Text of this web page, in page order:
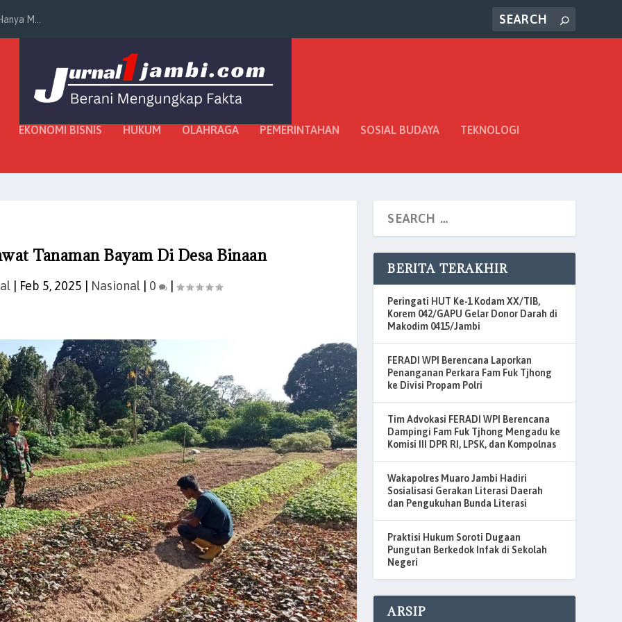
M...
EKONOMI BISNIS HUKUM OLAHRAGA PEMERINTAHAN SOSIAL BUDAYA TEKNOLOGI
Tanaman Bayam Di Desa Binaan
| Feb 5, 2025 Nasional| 0 |
BERITA TERAKHIR
Peringati HUT Ke-1 Kodam XX/TIB,
Korem 042/GAPU Gelar Donor Darah di
Makodim 0415/Jambi
FERADI WPI Berencana Laporkan
Penanganan Perkara Fam Fuk Tjhong
ke Divisi Propam Polri
Tim Advokasi FERADI WPI Berencana
Dampingi Fam Fuk Tjhong Mengadu ke
Komisi III DPR RI, LPSK, dan Kompolnas
Wakapolres Muaro Jambi Hadiri
Sosialisasi Gerakan Literasi Daerah
dan Pengukuhan Bunda Literasi
Praktisi Hukum Soroti Dugaan
Pungutan Berkedok Infak di Sekolah
Negeri
ARSIP